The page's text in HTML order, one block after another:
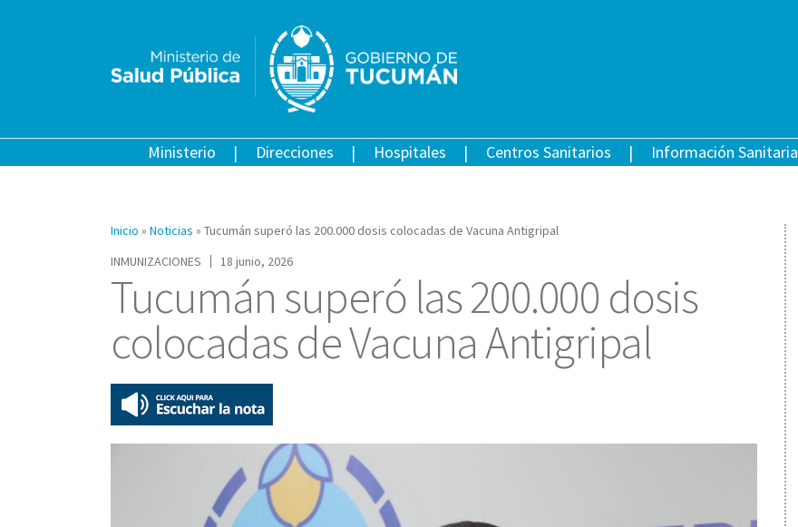
Ministerio Direcciones Hospitales Centros Sanitarios Información Sanitaria
Inicio » Noticias » Tucumán superó las 200.000 dosis colocadas de Vacuna Antigripal
INMUNIZACIONES
18 junio, 2026
Tucumán superó las 200.000 dosis
colocadas de Vacuna Antigripal